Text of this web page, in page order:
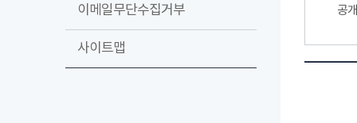
이메일무단수집거부
사이트맵
공